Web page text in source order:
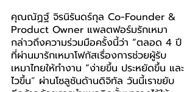
คุณณัฏฐ์ จิรนิรันดร์กุล Co-Founder &
Product Owner แพลตฟอร์มรักเหมา
กล่าวถึงความร่วมมือครั้งนี้ว่า “ตลอด 4 ปี
ที่ผ่านมารักเหมาโฟกัสเรื่องการช่วยผู้รับ
เหมาไทยให้ทำงาน “ง่ายขึ้น ประหยัดขึ้น และ
ไวขึ้น” ผ่านโซลูชันด้านดิจิทัล วันนี้เราขยับ